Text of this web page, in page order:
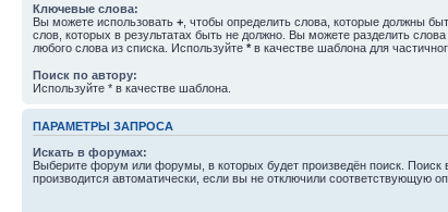
Ключевые слова:
Вы можете использовать + , чтобы определить слова, которые должны
слов, которых в результатах быть не должно. Вы можете разделить
любого слова из списка. Используйте * в качестве шаблона для
Поиск по автору:
Используйте * в качестве шаблона.
ПАРАМЕТРЫ ЗАПРОСА
Искать в форумах:
Выберите форум или форумы, в которых будет произведён поиск. Поиск
производится автоматически, если вы не отключили соответствующую